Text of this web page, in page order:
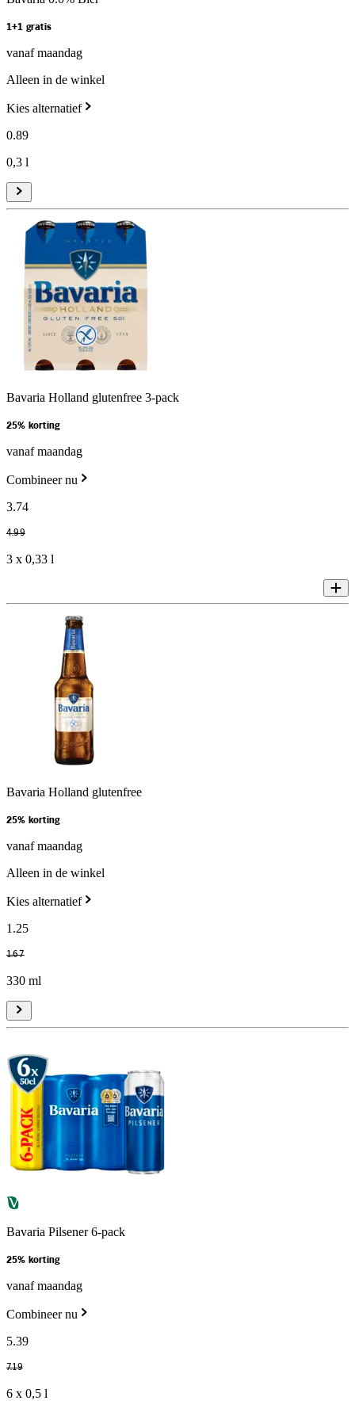
1+1 gratis
vanaf maandag
Alleen in de winkel
Kies alternatief
0.89
0,3 l
Bavaria Holland glutenfree 3-pack
25% korting
vanaf maandag
Combineer nu
3.74
4.99
3 x 0,33 l
Bavaria Holland glutenfree
25% korting
vanaf maandag
Alleen in de winkel
Kies alternatief
1.25
1.67
330 ml
Bavaria Pilsener 6-pack
25% korting
vanaf maandag
Combineer nu
5.39
7.19
6 x 0,5 l